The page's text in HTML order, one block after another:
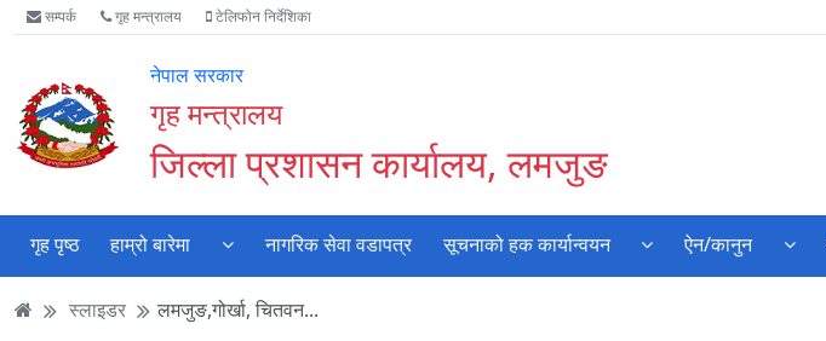
Accessibility
Mode
गर्नुहोस्
मुख्य
सामाग्री
मुख्य
नेभिगेसन
वेबसाइट
खोजमा
सम्पर्क गृह मन्त्रालय टेलिफोन निर्देशिका
नेपाल सरकार
गृह मन्त्रालय
जिल्ला प्रशासन कार्यालय, लमजुङ
गृह पृष्ठ हाम्रो बारेमा नागरिक सेवा वडापत्र सूचनाको हक कार्यान्वयन ऐन/कानुन
स्लाइडर लमजुङ,गोर्खा, चितवन...